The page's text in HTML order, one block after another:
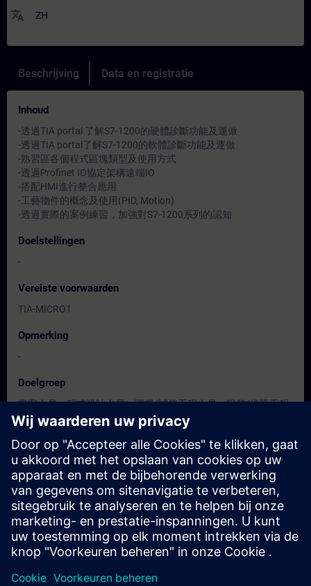
translate ZH
Beschrijving Data en registratie
Inhoud
-透過TIA portal 了解S7-1200的硬體診斷功能及運做
-透過TIA portal了解S7-1200的軟體診斷功能及運做
-熟習區各個程式區塊類型及使用方式
-透過Profinet IO協定架構遠端IO
-搭配HMI進行整合應用
-工藝物件的概念及使用(PID, Motion)
-透過實際的案例練習，加強對S7-1200系列的認知
Doelstellingen
-
Vereiste voorwaarden
TIA-MICRO1
Opmerking
-
Doelgroep
專案人員、程式設計人員、調機/試俥工程人員、服務/維護工程
人員、操作人員
Data en registratie
Momenteel geen evenementen beschikbaar
Plaats uzelf op de wachtlijst en ontvang een bericht wanneer
nieuwe data beschikbaar zijn.
Hou me op de hoogte